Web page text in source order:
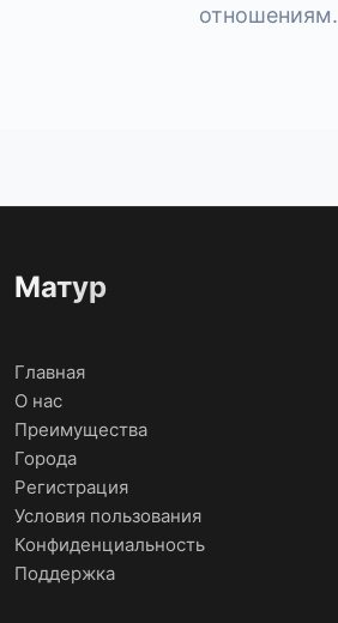
отношениям.
Матур
Главная
О нас
Преимущества
Города
Регистрация
Условия пользования
Конфиденциальность
Поддержка